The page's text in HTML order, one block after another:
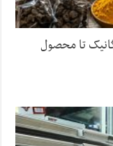
تا محصول